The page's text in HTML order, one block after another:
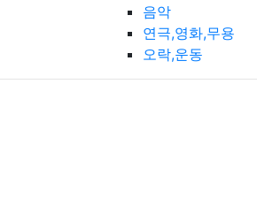
음악
연극,영화,무용
오락,운동